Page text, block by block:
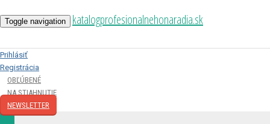
Toggle navigation katalogprofesionalnehonaradia.sk
Prihlásiť
Registrácia
OBĽÚBENÉ
NA STIAHNUTIE
NEWSLETTER